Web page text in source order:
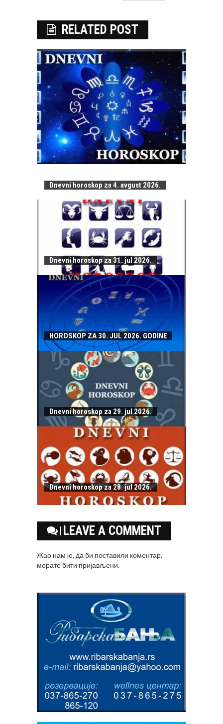
RELATED POST
Dnevni horoskop za 4. avgust 2026.
Dnevni horoskop za 31. jul 2026.
HOROSKOP ZA 30. JUL 2026. GODINE
Dnevni horoskop za 29. jul 2026.
Dnevni horoskop za 28. jul 2026.
LEAVE A COMMENT
Жао нам је, да би поставили коментар,
моратебити пријављени.